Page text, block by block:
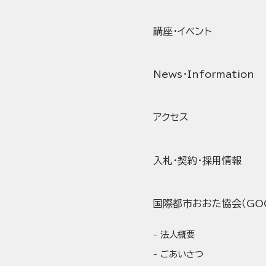
講座・イベント
News・Information
アクセス
入札・契約・採用情報
国際都市おおた協会（
法人概要
ごあいさつ